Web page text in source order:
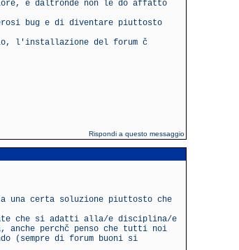
e daltronde non le do affatto
bug e di diventare piuttosto
l'installazione del forum č
Rispondi a questo messaggio
una certa soluzione piuttosto che
che si adatti alla/e disciplina/e
anche perchč penso che tutti noi
(sempre di forum buoni si